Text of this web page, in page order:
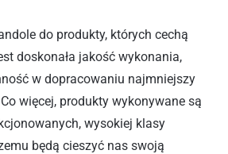
do produkty, których cechą
doskonała jakość wykonania,
w dopracowaniu najmniejszy
więcej, produkty wykonywane są
wysokiej klasy
będą cieszyć nas swoją